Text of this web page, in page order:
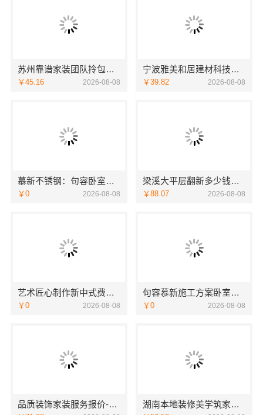
苏州靠谱家装团队拎包入住，苏州百年豪庭新材料
￥45.16 2026-08-08
宁波雅美和居建材科技有限公司：宁波奉化家装装修线下门店地址
￥39.82 2026-08-08
慕新不锈钢：句容卧室施工方案评测
￥0 2026-08-08
梁溪大平层翻新多少钱一平_无锡亿莱居装饰工程材料有限公司
￥88.07 2026-08-08
艺术匠心制作新中式费用——江苏东钢金属家居详解
￥0 2026-08-08
句容慕新施工方案卧室哪家好，慕新不锈钢全案装修口碑
￥0 2026-08-08
品质装饰家装服务报价-雅居美家 湖南本地装修美学筑家新房装修怎么选